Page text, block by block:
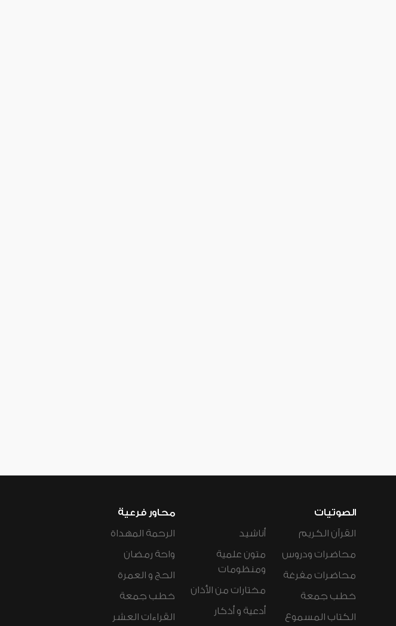
الصوتيات
القرآن الكريم
محاضرات ودروس
محاضرات مفرغة
خطب جمعة
الكتاب المسموع
أناشيد
متون علمية
ومنظومات
مختارات من الأذان
أدعية و أذكار
محاور فرعية
الرحمة المهداة
واحة رمضان
الحج و العمرة
خطب جمعة
القراءات العشر